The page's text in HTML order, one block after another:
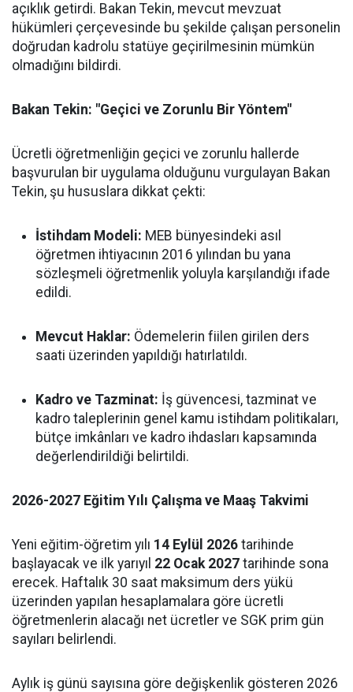
açıklık getirdi. Bakan Tekin, mevcut mevzuat
hükümleri çerçevesinde bu şekilde çalışan personelin
doğrudan kadrolu statüye geçirilmesinin mümkün
olmadığını bildirdi.
Bakan Tekin: "Geçici ve Zorunlu Bir Yöntem"
Ücretli öğretmenliğin geçici ve zorunlu hallerde
başvurulan bir uygulama olduğunu vurgulayan Bakan
Tekin, şu hususlara dikkat çekti:
İstihdam Modeli: MEB bünyesindeki asıl
öğretmen ihtiyacının 2016 yılından bu yana
sözleşmeli öğretmenlik yoluyla karşılandığı ifade
edildi.
Mevcut Haklar: Ödemelerin fiilen girilen ders
saati üzerinden yapıldığı hatırlatıldı.
Kadro ve Tazminat: İş güvencesi, tazminat ve
kadro taleplerinin genel kamu istihdam politikaları,
bütçe imkânları ve kadro ihdasları kapsamında
değerlendirildiği belirtildi.
2026-2027 Eğitim Yılı Çalışma ve Maaş Takvimi
Yeni eğitim-öğretim yılı 14 Eylül 2026 tarihinde
başlayacak ve ilk yarıyıl 22 Ocak 2027 tarihinde sona
erecek. Haftalık 30 saat maksimum ders yükü
üzerinden yapılan hesaplamalara göre ücretli
öğretmenlerin alacağı net ücretler ve SGK prim gün
sayıları belirlendi.
Aylık iş günü sayısına göre değişkenlik gösteren 2026